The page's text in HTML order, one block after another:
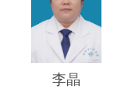
李晶